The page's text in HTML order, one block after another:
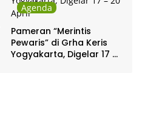
Agenda
Pameran “Merintis
Pewaris” di Grha Keris
Yogyakarta, Digelar 17 –